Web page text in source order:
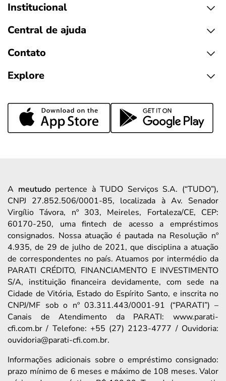
Institucional
Central de ajuda
Contato
Explore
A meutudopertence à TUDO Serviços S.A. (“TUDO”),
CNPJ 27.852.506/0001-85, localizada à Av. Senador
Virgílio Távora, nº 303, Meireles, Fortaleza/CE, CEP:
60170-250, uma fintech de acesso a empréstimos
consignados. Nossa atuação é pautada na Resolução nº
4.935, de 29 de julho de 2021, que disciplina a atuação
de correspondentes no país. Atuamos por intermédio da
PARATI CRÉDITO, FINANCIAMENTO E INVESTIMENTO
S/A, instituição financeira devidamente, com sede na
Cidade de Vitória, Estado do Espírito Santo, e inscrita no
CNPJ/MF sob o nº 03.311.443/0001-91 (“PARATI”) –
Canais de Atendimento da PARATI: www.parati-
cfi.com.br / Telefone: +55 (27) 2123-4777 / Ouvidoria:
ouvidoria@parati-cfi.com.br.
Informações adicionais sobre o empréstimo consignado:
prazo mínimo de 6 meses e máximo de 108 meses. Valor